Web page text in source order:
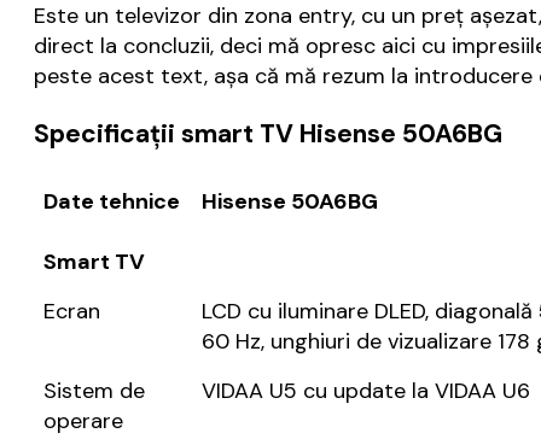
Este un televizor din zona entry, cu un preț
direct la concluzii, deci mă opresc aici cu
peste acest text, așa că mă rezum la
Specificații smart TV Hisense 50A6BG
Date tehnice
Smart TV
Hisense 50A6BG
Ecran
LCD cu iluminare DLED,
60 Hz, unghiuri de vizualizare 178
Sistem de
operare
VIDAA U5 cu update la VIDAA U6